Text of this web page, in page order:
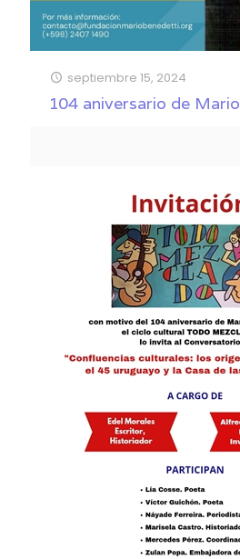
septiembre 15, 2024
104 aniversario de Mario